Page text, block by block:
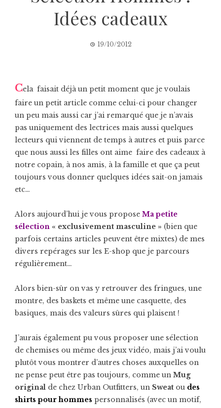
Idées cadeaux
19/10/2012
Cela faisait déjà un petit moment que je voulais
faire un petit article comme celui-ci pour changer
un peu mais aussi car j’ai remarqué que je n’avais
pas uniquement des lectrices mais aussi quelques
lecteurs qui viennent de temps à autres et puis parce
que nous aussi les filles ont aime faire des cadeaux à
notre copain, à nos amis, à la famille et que ça peut
toujours vous donner quelques idées sait-on jamais
etc…
Alors aujourd’hui je vous propose Ma petite
sélection « exclusivement masculine » (bien que
parfois certains articles peuvent être mixtes) de mes
divers repérages sur les E-shop que je parcours
régulièrement…
Alors bien-sûr on vas y retrouver des fringues, une
montre, des baskets et même une casquette, des
basiques, mais des valeurs sûres qui plaisent !
J’aurais également pu vous proposer une sélection
de chemises ou même des jeux vidéo, mais j’ai voulu
plutôt vous montrer d’autres choses auxquelles on
ne pense peut être pas toujours, comme un Mug
original de chez Urban Outfitters, un Sweat ou des
shirts pour hommes personnalisés (avec un motif,